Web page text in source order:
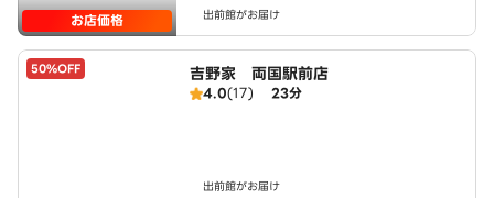
お店価格 出前館がお届け
50%OFF 吉野家 両国駅前店
4.0(17) 23分
出前館がお届け